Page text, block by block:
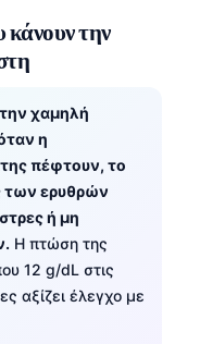
κάνουν την
χαμηλή
η
πέφτουν, το
των ερυθρών
ή μη
Η πτώση της
12 g/dL στις
αξίζει έλεγχο με